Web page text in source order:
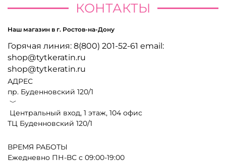
КОНТАКТЫ
Наш магазин в г. Ростов-на-Дону
Горячая линия: 8(800) 201-52-61 email:
shop@tytkeratin.ru
shop@tytkeratin.ru
АДРЕС
пр. Буденновский 120/1
﹀
Центральный вход, 1 этаж, 104 офис
ТЦ Буденновский 120/1
ВРЕМЯ РАБОТЫ
Ежедневно ПН-ВС с 09:00-19:00